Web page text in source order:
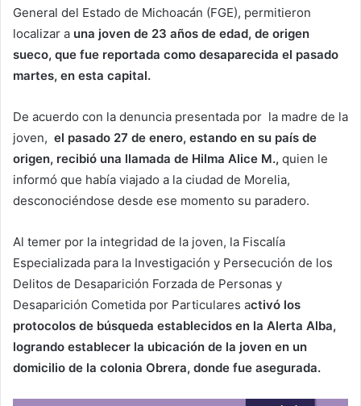
General del Estado de Michoacán (FGE), permitieron
localizar a una joven de 23 años de edad, de origen
sueco, que fue reportada como desaparecida el pasado
martes, en esta capital.
De acuerdo con la denuncia presentada por la madre de la
joven, el pasado 27 de enero, estando en su país de
origen, recibió una llamada de Hilma Alice M., quien le
informó que había viajado a la ciudad de Morelia,
desconociéndose desde ese momento su paradero.
Al temer por la integridad de la joven, la Fiscalía
Especializada para la Investigación y Persecución de los
Delitos de Desaparición Forzada de Personas y
Desaparición Cometida por Particulares activó los
protocolos de búsqueda establecidos en la Alerta Alba,
logrando establecer la ubicación de la joven en un
domicilio de la colonia Obrera, donde fue asegurada.